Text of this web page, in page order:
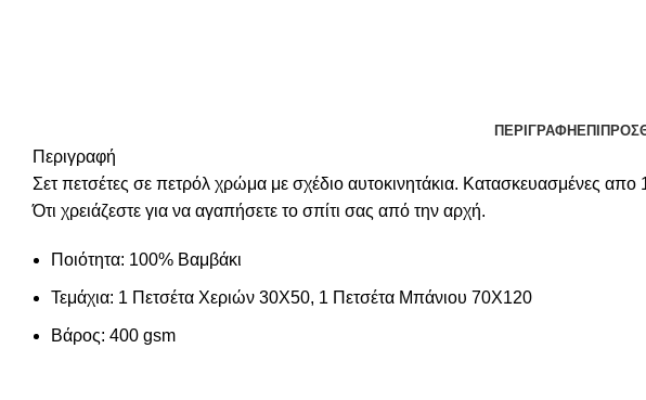
ΠΕΡΙΓΡΑΦΉ
Περιγραφή
Σετ πετσέτες σε πετρόλ χρώμα με σχέδιο αυτοκινητάκια. Κατασκευασμένες
Ότι χρειάζεστε για να αγαπήσετε το σπίτι σας από την αρχή.
Ποιότητα: 100% Βαμβάκι
Τεμάχια: 1 Πετσέτα Χεριών 30Χ50, 1 Πετσέτα Μπάνιου 70Χ120
Βάρος: 400 gsm